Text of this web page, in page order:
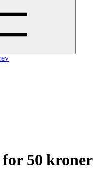
for 50 kroner